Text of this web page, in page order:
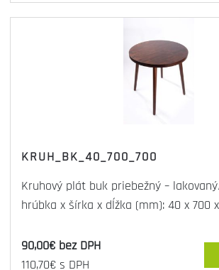
KRUH_BK_40_700_700
Kruhový plát buk priebežný –
hrúbka x šírka x dĺžka (mm): 40 x 700
90,00€ bez DPH
110,70€ s DPH